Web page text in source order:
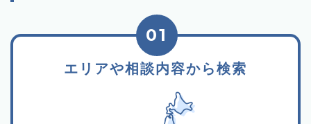
エリアや相談内容から検索
01